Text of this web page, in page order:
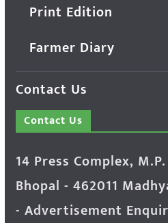
Print Edition
Farmer Diary
Contact Us
Contact Us
14 Press Complex,
Bhopal - 462011
- Advertisement